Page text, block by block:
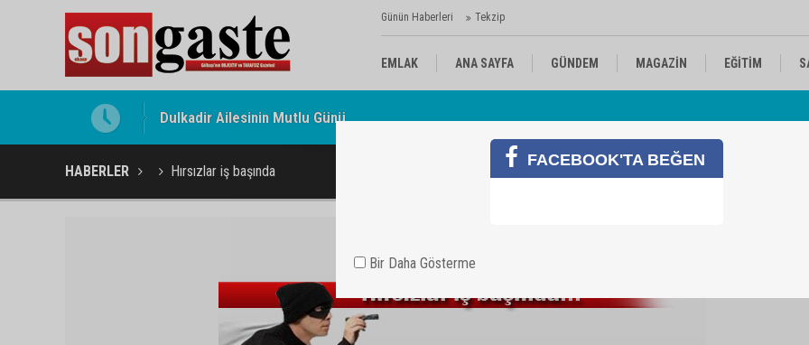
Günün Haberleri Tekzip
EMLAK ANA SAYFA GÜNDEM MAGAZİN EĞİTİM
Gölbaşı Esnafının Sesi Ankara Kalkınma Ajansı'nda
HABERLER Hırsızlar iş başında
FACEBOOK'TA BEĞEN
Bir Daha Gösterme